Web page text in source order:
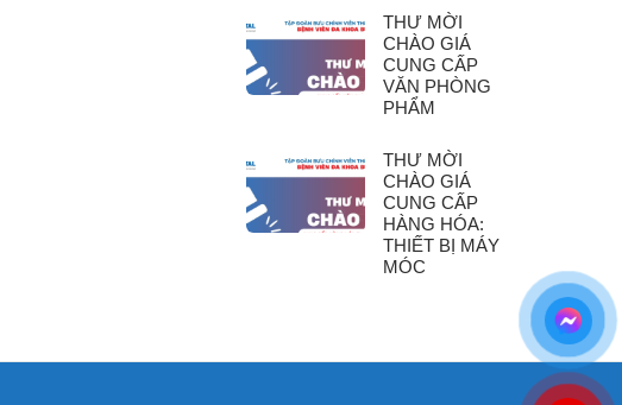
THƯ MỜI
CHÀO GIÁ
CUNG CẤP
VĂN PHÒNG
PHẨM
THƯ MỜI
CHÀO GIÁ
CUNG CẤP
HÀNG HÓA:
THIẾT BỊ MÁY
MÓC